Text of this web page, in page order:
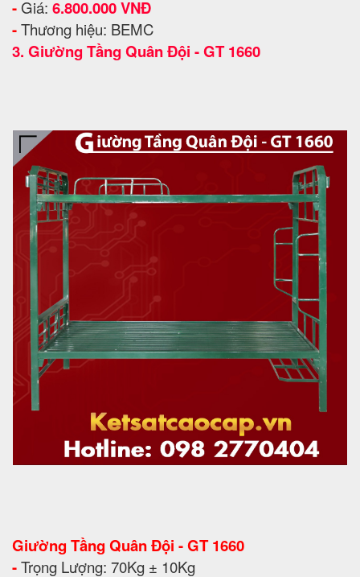
- Giá: 6.800.000 VNĐ
-Thương hiệu: BEMC
3. Giường Tầng Quân Đội - GT 1660
Giường Tầng Quân Đội - GT 1660
-Trọng Lượng: 70Kg ± 10Kg